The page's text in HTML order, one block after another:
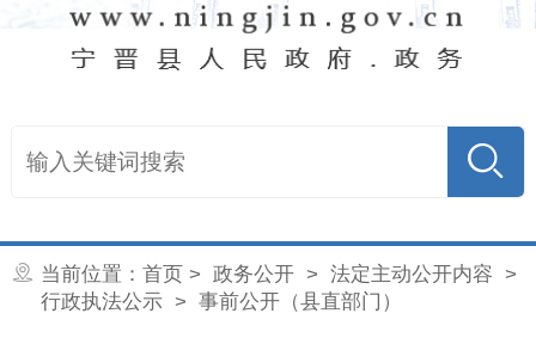
当前位置： 首页 > 政务公开> 法定主动公开内容 >
行政执法公示> 事前公开（县直部门）